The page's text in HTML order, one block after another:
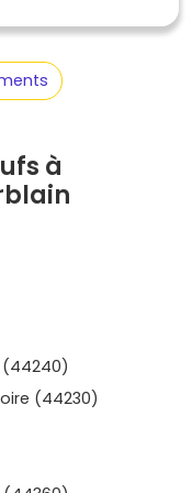
te situer
: 4 000 à 5 500
extérieurs et les
des fonciers
récents.
3,5 % à 4,5 % brut
du
proches des
stationnement
à
(44240)
(44230)